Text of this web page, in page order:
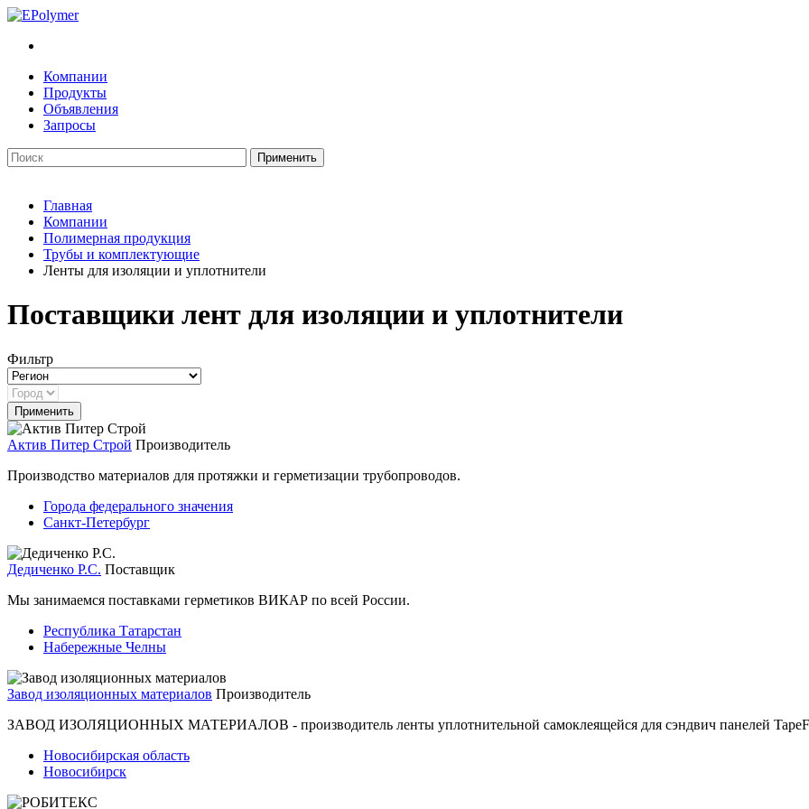
Компании
Продукты
Объявления
Запросы
Главная
Компании
Полимерная продукция
Трубы и комплектующие
Ленты для изоляции и уплотнители
Поставщики лент для изоляции и уплотнители
Фильтр
Актив Питер Строй Производитель
Производство материалов для протяжки и герметизации трубопроводов.
Города федерального значения
Санкт-Петербург
Дедиченко Р.С. Поставщик
Мы занимаемся поставками герметиков ВИКАР по всей России.
Республика Татарстан
Набережные Челны
Завод изоляционных материалов Производитель
ЗАВОД ИЗОЛЯЦИОННЫХ МАТЕРИАЛОВ - производитель ленты уплотнительной самоклеящейся для сэндвич панелей
Новосибирская область
Новосибирск